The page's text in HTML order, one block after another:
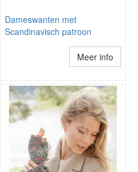
Dameswanten met
Scandinavisch patroon
Meer info